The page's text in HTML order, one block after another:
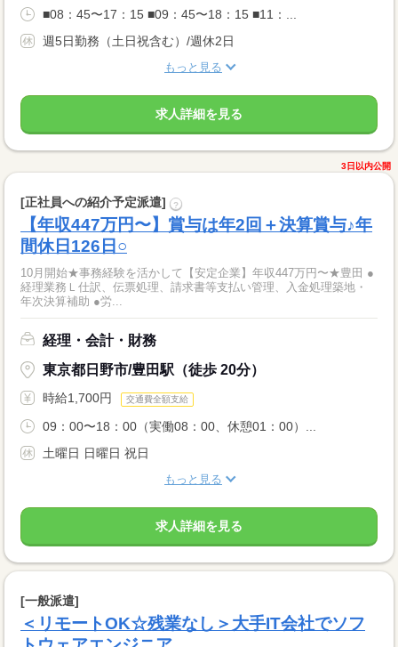
■08：45〜17：15 ■09：45〜18：15 ■11：...
週5日勤務（土日祝含む）/週休2日
もっと見る
求人詳細を見る
3日以内公開
[正社員への紹介予定派遣] ?
【年収447万円〜】賞与は年2回＋決算賞与♪年
間休日126日○
10月開始★事務経験を活かして【安定企業】年収447万円〜★豊田 ●
経理業務Ｌ仕訳、伝票処理、請求書等支払い管理、入金処理築地・
年次決算補助 ●労...
経理・会計・財務
東京都日野市/豊田駅（徒歩 20分）
時給1,700円 交通費全額支給
09：00〜18：00（実働08：00、休憩01：00）...
土曜日 日曜日 祝日
もっと見る
求人詳細を見る
[一般派遣]
＜リモートOK☆残業なし＞大手IT会社でソフ